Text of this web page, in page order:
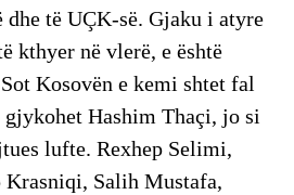
të UÇK-së. Gjaku i atyre
kthyer në vlerë, e është
Kosovën e kemi shtet fal
Hashim Thaçi, jo si
lufte. Rexhep Selimi,
Krasniqi, Salih Mustafa,